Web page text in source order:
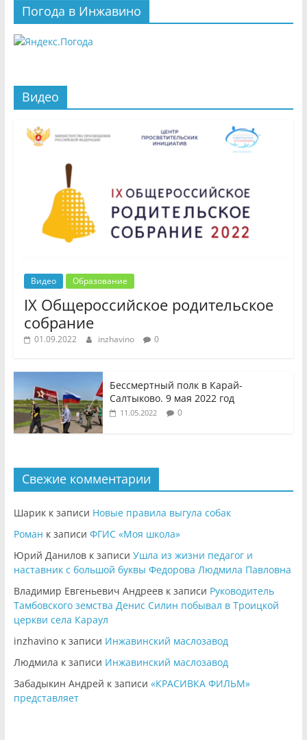
Погода в Инжавино
Видео
Видео Образование
IX Общероссийское родительское
собрание
01.09.2022 inzhavino 0
Бессмертный полк в Карай-
Салтыково. 9 мая 2022 год
11.05.2022 0
Свежие комментарии
Шарикк записи Новые правила выгула собак
Роман к записи ФГИС «Моя школа»
Юрий Даниловк записи Ушла из жизни педагог и
наставник с большой буквы Федорова Людмила Павловна
Владимир Евгеньевич Андреевк записи Руководитель
Тамбовского земства Денис Силин побывал в Троицкой
церкви села Караул
inzhavinoк записи Инжавинский маслозавод
Людмила к записи Инжавинский маслозавод
Забадыкин Андрей к записи «КРАСИВКА ФИЛЬМ»
представляет